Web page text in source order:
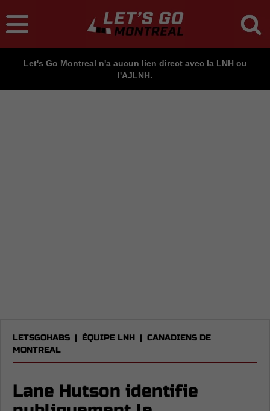
Let's Go Montreal n'a aucun lien direct avec la LNH ou
l'AJLNH.
LETSGOHABS | ÉQUIPE LNH | CANADIENS DE
MONTREAL
Lane Hutson identifie